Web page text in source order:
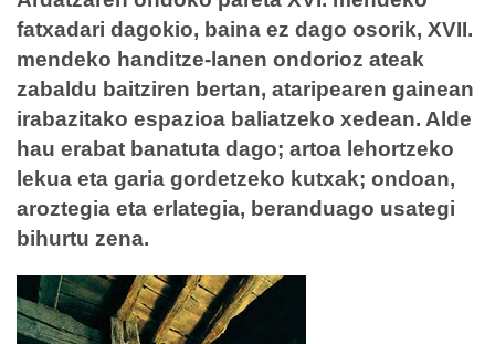
fatxadari dagokio, baina ez dago osorik, XVII.
mendeko handitze-lanen ondorioz ateak
zabaldu baitziren bertan, ataripearen gainean
irabazitako espazioa baliatzeko xedean. Alde
hau erabat banatuta dago; artoa lehortzeko
lekua eta garia gordetzeko kutxak; ondoan,
aroztegia eta erlategia, beranduago usategi
bihurtu zena.